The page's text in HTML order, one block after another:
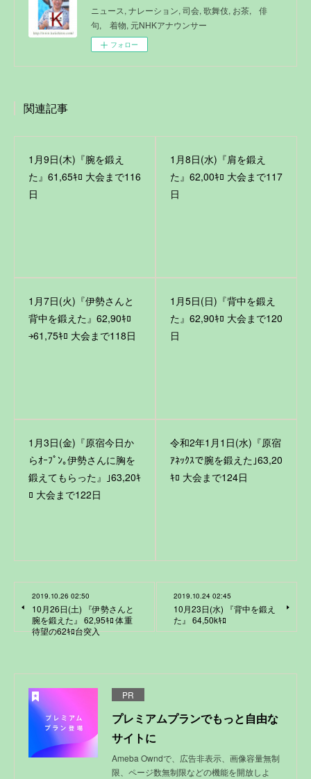
ニュース, ナレーション, 司会, 歌舞伎, お茶, 俳
句, 着物, 元NHKアナウンサー
フォロー
関連記事
1月9日(木)『腕を鍛え
た』61,65ｷﾛ 大会まで116
日
1月8日(水)『肩を鍛え
た』62,00ｷﾛ 大会まで117
日
1月7日(火)『伊勢さんと
背中を鍛えた』62,90ｷﾛ
￫61,75ｷﾛ 大会まで118日
1月5日(日)『背中を鍛え
た』62,90ｷﾛ 大会まで120
日
1月3日(金)『原宿今日か
らｵｰﾌﾟﾝ｡伊勢さんに胸を
鍛えてもらった』｣63,20ｷ
ﾛ 大会まで122日
令和2年1月1日(水)『原宿
ｱﾈｯｸｽで腕を鍛えた｣63,20
ｷﾛ 大会まで124日
2019.10.26 02:50
10月26日(土) 『伊勢さんと
腕を鍛えた』 62,95ｷﾛ 体重
待望の62ｷﾛ台突入
2019.10.24 02:45
10月23日(水) 『背中を鍛え
た』 64,50kｷﾛ
PR
プレミアムプランでもっと自由な
サイトに
Ameba Owndで、広告非表示、画像容量無制
限、ページ数無制限などの機能を開放しよ